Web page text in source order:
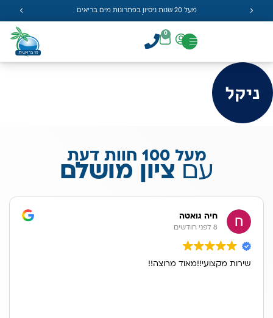
מעל 20 שנות ניסיון בפתרונות מים בריאים
0
מעל 100 חוות דעת
עםציון מושלם
חיה גואטה
8 לפני חודשים
שירות מקצועי!!מאוד מרוצה!!